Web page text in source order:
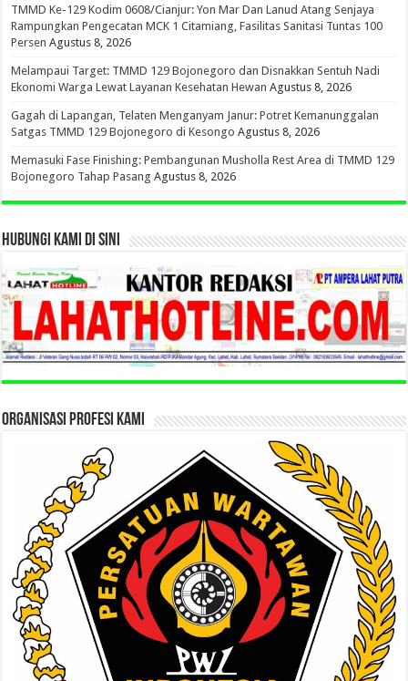
TMMD Ke-129 Kodim 0608/Cianjur: Yon Mar Dan Lanud Atang Senjaya
Rampungkan Pengecatan MCK 1 Citamiang, Fasilitas Sanitasi Tuntas 100
Persen Agustus 8, 2026
Melampaui Target: TMMD 129 Bojonegoro dan Disnakkan Sentuh Nadi
Ekonomi Warga Lewat Layanan Kesehatan Hewan Agustus 8, 2026
Gagah di Lapangan, Telaten Menganyam Janur: Potret Kemanunggalan
Satgas TMMD 129 Bojonegoro di Kesongo Agustus 8, 2026
Memasuki Fase Finishing: Pembangunan Musholla Rest Area di TMMD 129
Bojonegoro Tahap Pasang Agustus 8, 2026
HUBUNGI KAMI DI SINI
ORGANISASI PROFESI KAMI